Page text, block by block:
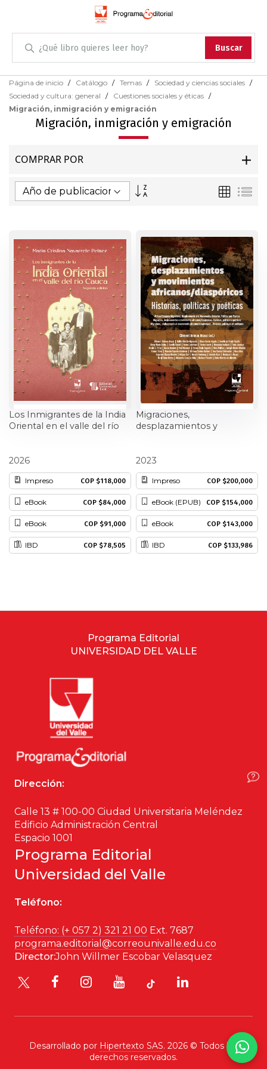
Buscar
Administración
Antropología
Arqueología
Arte
Artes escénicas
Ciencias
Ciencia política
Ciencias Sociales
Conflicto Armado
Construcción de paz
Derecho
Desarrollo
Diseño
Economía
Educación
Estudios culturales
Estudios regionales
Finanzas
Género
Geografía
Historia
Ingeniería
Lenguas
Matemáticas
Skip
Content
Página de inicio Catálogo Temas
Sociedad y ciencias sociales
Sociedad y cultura: general
Cuestiones sociales y éticas
Migración, inmigración y emigración
Migración, inmigración y emigración
COMPRAR POR
Dirección
Parrilla
Los Inmigrantes de la India
Oriental en el valle del río
Peláez†
2026
IBD COP $78,505
Impreso COP $118,000
eBook COP $84,000
eBook COP $91,000
Migraciones,
desplazamientos y
Historias, políticas y
poéticas
2023
Impreso COP $200,000
eBook (EPUB) COP $154,000
eBook COP $143,000
IBD COP $133,986
Programa Editorial
UNIVERSIDAD DEL VALLE
Dirección:
Calle 13 # 100-00 Ciudad Universitaria Meléndez
Edificio Administración Central
Espacio 1001
Programa Editorial
Universidad del Valle
Teléfono:
Teléfono: (+ 057 2) 321 21 00 Ext. 7687
programa.editorial@correounivalle.edu.co
Director:John Willmer Escobar Velasquez
Desarrollado por Hipertexto SAS. 2026 © Todos los
derechos reservados.